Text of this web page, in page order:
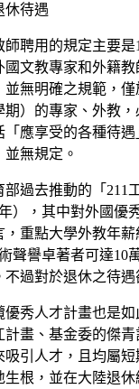
休待遇
聘用的規定主要是
國文教專家和外籍
無明確之規範，
期）的專家、外教
「應享受的各種待
無規定。
過去推動的「211
年），其中對外國優
重點大學外教年
聲譽卓著者可達10
過對於退休之待遇
優秀人才計畫也是
計畫、基金委的傑
引人才，且均屬
生根，並在大陸退